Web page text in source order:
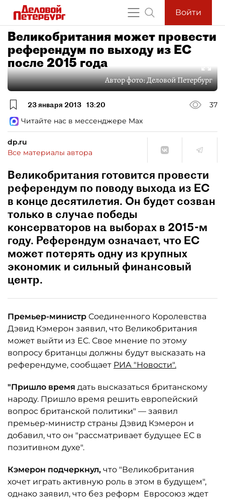
Войти
Великобритания может провести
референдум по выходу из ЕС
после 2015 года
Автор фото:Деловой Петербург
23 января 2013 13:20
37
Читайте нас в мессенджере Max
dp.ru
Все материалы автора
Великобритания готовится провести
референдум по поводу выхода из ЕС
в конце десятилетия. Он будет созван
только в случае победы
консерваторов на выборах в 2015-м
году. Референдум означает, что ЕС
может потерять одну из крупных
экономик и сильный финансовый
центр.
Премьер-министр Соединенного Королевства
Дэвид Кэмерон заявил, что Великобритания
может выйти из ЕС. Свое мнение по этому
вопросу британцы должны будут высказать на
референдуме, сообщает РИА "Новости".
"Пришло время дать высказаться британскому
народу. Пришло время решить европейский
вопрос британской политики" — заявил
премьер-министр страны Дэвид Кэмерон и
добавил, что он "рассматривает будущее ЕС в
позитивном духе".
Кэмерон подчеркнул, что "Великобритания
хочет играть активную роль в этом в будущем",
однако заявил, что без реформ Евросоюз ждет